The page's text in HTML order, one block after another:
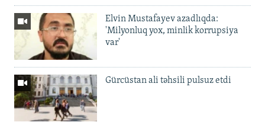
Elvin Mustafayev azadlıqda:
'Milyonluq yox, minlik korrupsiya
var'
Gürcüstan ali təhsili pulsuz etdi